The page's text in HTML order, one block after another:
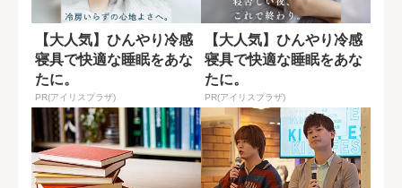
【大人気】ひんやり冷感
寝具で快適な睡眠をあな
たに。
PR(アイリスプラザ)
【大人気】ひんやり冷感
寝具で快適な睡眠をあな
たに。
PR(アイリスプラザ)